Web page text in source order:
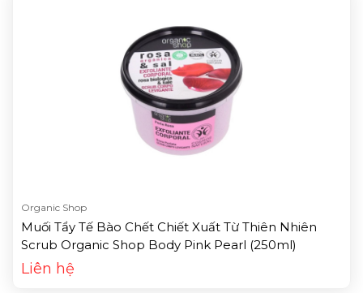
Organic Shop
Muối Tẩy Tế Bào Chết Chiết Xuất Từ Thiên Nhiên
Scrub Organic Shop Body Pink Pearl (250ml)
Liên hệ